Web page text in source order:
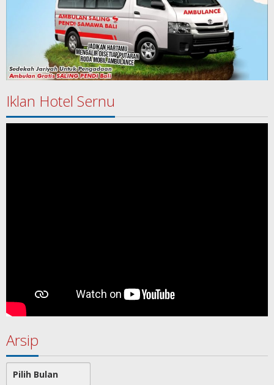
Iklan Hotel Sernu
Arsip
Arsip